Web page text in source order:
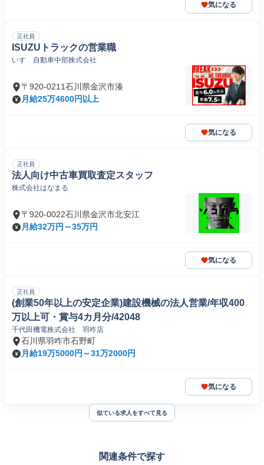
気になる
正社員
ISUZUトラックの営業職
いすゞ自動車中部株式会社
〒920-0211石川県金沢市湊
月給25万4600円以上
気になる
正社員
法人向け中古車買取査定スタッフ
株式会社はなまる
〒920-0022石川県金沢市北安江
月給32万円～35万円
気になる
正社員
(創業50年以上の安定企業)建設機械の法人営業/年収400
万以上可・賞与4カ月分/42048
千代田機電株式会社 羽咋店
石川県羽咋市石野町
月給19万5000円～31万2000円
気になる
似ている求人をすべて見る
関連条件で探す